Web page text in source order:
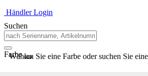
Händler Login
Suchen
Farbe
Wählen Sie eine Farbe oder suchen Sie